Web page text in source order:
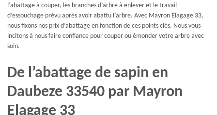
l’abattage à couper, les branches d’arbre à enlever et le travail
d’essouchage prévu après avoir abattu l’arbre. Avec Mayron Elagage 33,
nous fixons nos prix d’abattage en fonction de ces points clés. Nous vous
incitons à nous faire confiance pour couper ou émonder votre arbre avec
soin.
De l’abattage de sapin en
Daubeze 33540 par Mayron
Elagage 33